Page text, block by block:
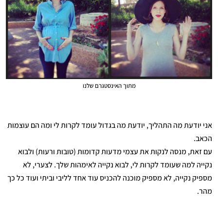
מתוך האינסטגרם שלנו
אני יודעת מה התהליך, יודעת מה בגדול עומד לקרות לי ומה הם עוצמות
הכאב.
עם זאת, מנסה לנקות את עצמי מדעות קדומות (טובות ורעות) ולבוא
נקייה למה שעומד לקרות לי, לבוא נקייה לאימהות שלך. לצערי, לא
מספיק נקייה, לא מספיק מוכנה להכניס עוד אחד לליבי וביתי ועוד כל כך
מהר.